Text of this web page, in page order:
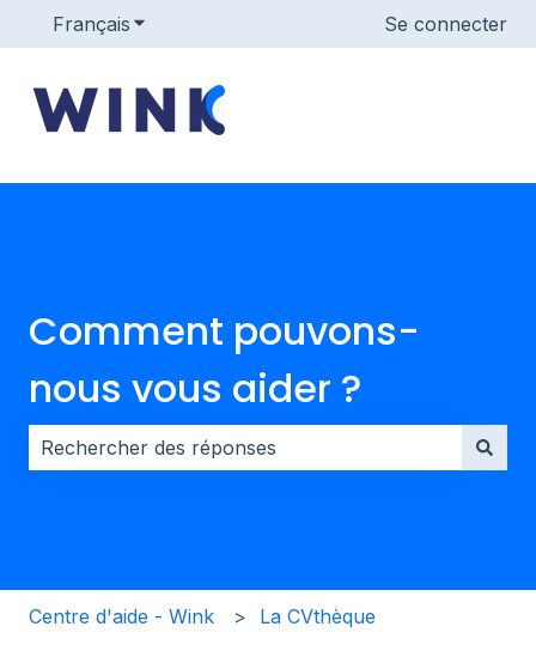
Français Afficher le sous-menu pour les traductions
Se connecter
Comment pouvons-
nous vous aider ?
Centre d'aide - Wink La CVthèque